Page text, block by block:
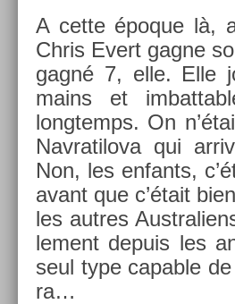
A cette époque là,
Chris Evert gagne
gagné 7, elle. Elle
mains et
longtemps. On
Nav­ratilova qui
Non, les en­fants,
avant que c’était
les aut­res
le­ment de­puis les
seul type cap­able
ra…